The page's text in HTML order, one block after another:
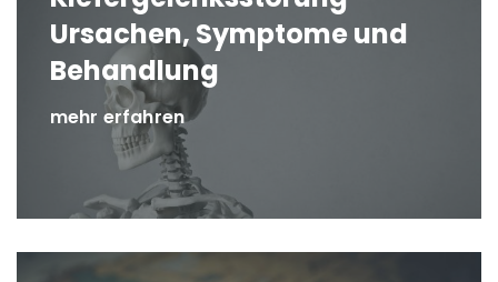
Ursachen, Symptome und
Behandlung
mehr erfahren